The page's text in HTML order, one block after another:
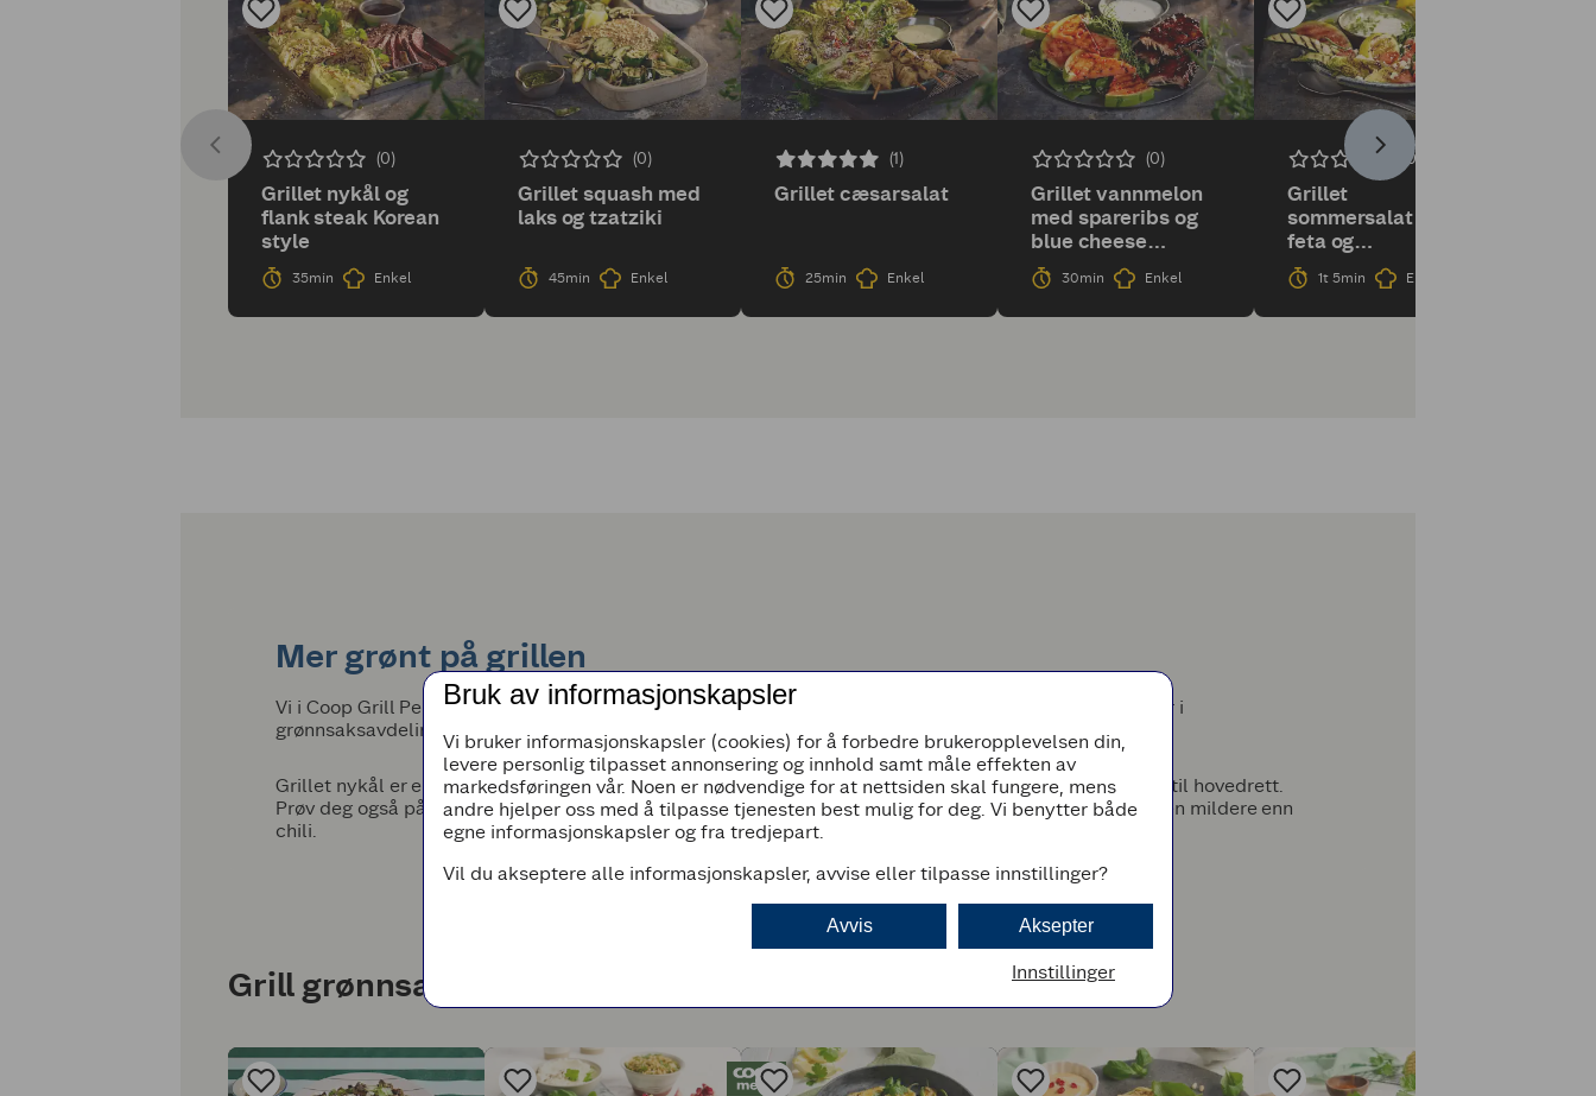
(0)
Grillet nykål og
flank steak Korean
style
35min Enkel
(0)
Grillet squash med
laks og tzatziki
45min Enkel
(1)
Grillet cæsarsalat
25min Enkel
(0)
Grillet vannmelon
med spareribs og
blue cheese
dressing
30min Enkel
(0)
Grillet
sommersalat med
feta og
hvitløksdressing
1t 5min Enkel
Mer grønt på grillen
Vi i Coop Grill Perfekt griller grønnsaker hele sommeren lang, og i år har vi flere spennende grillnyheter i
grønnsaksavdelingen!
Grillet nykål er en av årets nye grillfavoritter, og er like godt som tilbehør til kylling og laks, som det er til hovedrett.
Prøv deg også på grillet padron - små spanske paprika som er hakket mer spicy enn vanlig paprika, men mildere enn
chili.
Grill grønnsaker!
Bruk av informasjonskapsler
Vi bruker informasjonskapsler (cookies) for å forbedre brukeropplevelsen din,
levere personlig tilpasset annonsering og innhold samt måle effekten av
markedsføringen vår. Noen er nødvendige for at nettsiden skal fungere, mens
andre hjelper oss med å tilpasse tjenesten best mulig for deg. Vi benytter både
egne informasjonskapsler og fra tredjepart.
Vil du akseptere alle informasjonskapsler, avvise eller tilpasse innstillinger?
Aksepter
Avvis
Innstillinger